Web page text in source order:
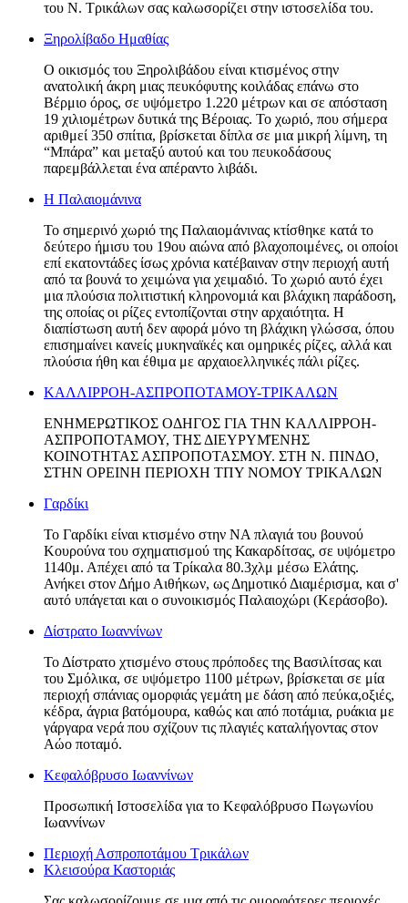
του Ν. Τρικάλων σας καλωσορίζει στην ιστοσελίδα του.
Ξηρολίβαδο Ημαθίας
O οικισμός του Ξηρολιβάδου είναι κτισμένος στην
ανατολική άκρη μιας πευκόφυτης κοιλάδας επάνω στο
Βέρμιο όρος, σε υψόμετρο 1.220 μέτρων και σε απόσταση
19 χιλιομέτρων δυτικά της Βέροιας. Το χωριό, που σήμερα
αριθμεί 350 σπίτια, βρίσκεται δίπλα σε μια μικρή λίμνη, τη
“Μπάρα” και μεταξύ αυτού και του πευκοδάσους
παρεμβάλλεται ένα απέραντο λιβάδι.
Η Παλαιομάνινα
Το σημερινό χωριό της Παλαιομάνινας κτίσθηκε κατά το
δεύτερο ήμισυ του 19ου αιώνα από βλαχοποιμένες, οι οποίοι
επί εκατοντάδες ίσως χρόνια κατέβαιναν στην περιοχή αυτή
από τα βουνά το χειμώνα για χειμαδιό. Το χωριό αυτό έχει
μια πλούσια πολιτιστική κληρονομιά και βλάχικη παράδοση,
της οποίας οι ρίζες εντοπίζονται στην αρχαιότητα. Η
διαπίστωση αυτή δεν αφορά μόνο τη βλάχικη γλώσσα, όπου
επισημαίνει κανείς μυκηναϊκές και ομηρικές ρίζες, αλλά και
πλούσια ήθη και έθιμα με αρχαιοελληνικές πάλι ρίζες.
ΚΑΛΛΙΡΡΟΗ-ΑΣΠΡΟΠΟΤΑΜΟΥ-ΤΡΙΚΑΛΩΝ
ΕΝΗΜΕΡΩΤΙΚΟΣ ΟΔΗΓΟΣ ΓΙΑ ΤΗΝ ΚΑΛΛΙΡΡΟΗ-
ΑΣΠΡΟΠΟΤΑΜΟΥ, ΤΗΣ ΔΙΕΥΡΥΜΈΝΗΣ
ΚΟΙΝΟΤΗΤΑΣ ΑΣΠΡΟΠΟΤΑΣΜΟΥ. ΣΤΗ Ν. ΠΙΝΔΟ,
ΣΤΗΝ ΟΡΕΙΝΗ ΠΕΡΙΟΧΗ ΤΠΥ ΝΟΜΟΥ ΤΡΙΚΑΛΩΝ
Γαρδίκι
Το Γαρδίκι είναι κτισμένο στην ΝΑ πλαγιά του βουνού
Κουρούνα του σχηματισμού της Κακαρδίτσας, σε υψόμετρο
1140μ. Απέχει από τα Τρίκαλα 80.3χλμ μέσω Ελάτης.
Ανήκει στον Δήμο Αιθήκων, ως Δημοτικό Διαμέρισμα, και σ'
αυτό υπάγεται και ο συνοικισμός Παλαιοχώρι (Κεράσοβο).
Δίστρατο Ιωαννίνων
Το Δίστρατο χτισμένο στους πρόποδες της Βασιλίτσας και
του Σμόλικα, σε υψόμετρο 1100 μέτρων, βρίσκεται σε μία
περιοχή σπάνιας ομορφιάς γεμάτη με δάση από πεύκα,οξιές,
κέδρα, άγρια βατόμουρα, καθώς και από ποτάμια, ρυάκια με
γάργαρα νερά που σχίζουν τις πλαγιές καταλήγοντας στον
Αώο ποταμό.
Κεφαλόβρυσο Ιωαννίνων
Προσωπική Ιστοσελίδα για το Κεφαλόβρυσο Πωγωνίου
Ιωαννίνων
Περιοχή Ασπροποτάμου Τρικάλων
Κλεισούρα Καστοριάς